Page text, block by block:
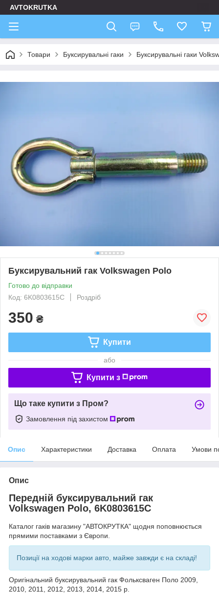
AVTOKRUTKA
Товари Буксирувальні гаки Буксирувальні гаки
Буксирувальний гак Volkswagen Polo
Готово до відправки
Код: 6K0803615C
Роздріб
350 ₴
Купити
або
Купити з
Що таке купити з Пром?
Замовлення під захистом
Опис Характеристики Доставка Оплата Умови
Опис
Передній буксирувальний гак
Volkswagen Polo, 6K0803615C
Каталог гаків магазину "АВТОКРУТКА" щодня поповнюється
прямими поставками з Європи.
Позиції на ходові марки авто, майже завжди є на складі!
Оригінальний буксирувальний гак Фольксваген Поло 2009,
2010, 2011, 2012, 2013, 2014, 2015 р.